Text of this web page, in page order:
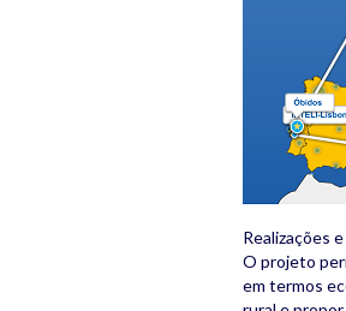
Realizações
O projeto
em termos